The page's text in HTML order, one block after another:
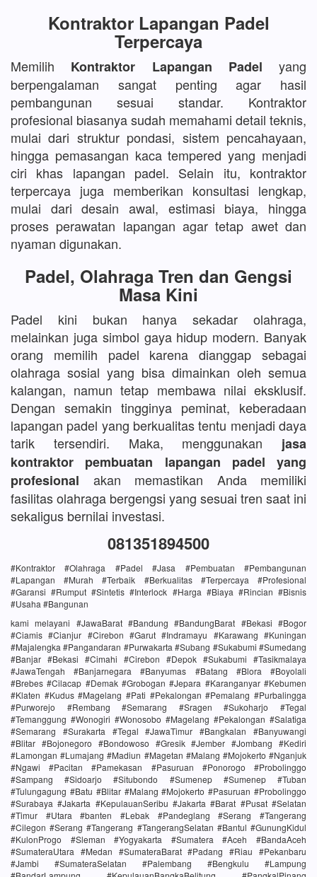
Kontraktor Lapangan Padel
Terpercaya
Memilih Kontraktor Lapangan Padel yang
berpengalaman sangat penting agar hasil
pembangunan sesuai standar. Kontraktor
profesional biasanya sudah memahami detail teknis,
mulai dari struktur pondasi, sistem pencahayaan,
hingga pemasangan kaca tempered yang menjadi
ciri khas lapangan padel. Selain itu, kontraktor
terpercaya juga memberikan konsultasi lengkap,
mulai dari desain awal, estimasi biaya, hingga
proses perawatan lapangan agar tetap awet dan
nyaman digunakan.
Padel, Olahraga Tren dan Gengsi
Masa Kini
Padel kini bukan hanya sekadar olahraga,
melainkan juga simbol gaya hidup modern. Banyak
orang memilih padel karena dianggap sebagai
olahraga sosial yang bisa dimainkan oleh semua
kalangan, namun tetap membawa nilai eksklusif.
Dengan semakin tingginya peminat, keberadaan
lapangan padel yang berkualitas tentu menjadi daya
tarik tersendiri. Maka, menggunakan jasa
kontraktor pembuatan lapangan padel yang
profesional akan memastikan Anda memiliki
fasilitas olahraga bergengsi yang sesuai tren saat ini
sekaligus bernilai investasi.
081351894500
#Kontraktor #Olahraga #Padel #Jasa #Pembuatan #Pembangunan
#Lapangan #Murah #Terbaik #Berkualitas #Terpercaya #Profesional
#Garansi #Rumput #Sintetis #Interlock #Harga #Biaya #Rincian #Bisnis
#Usaha #Bangunan
kami melayani #JawaBarat #Bandung #BandungBarat #Bekasi #Bogor
#Ciamis #Cianjur #Cirebon #Garut #Indramayu #Karawang #Kuningan
#Majalengka #Pangandaran #Purwakarta #Subang #Sukabumi #Sumedang
#Banjar #Bekasi #Cimahi #Cirebon #Depok #Sukabumi #Tasikmalaya
#JawaTengah #Banjarnegara #Banyumas #Batang #Blora #Boyolali
#Brebes #Cilacap #Demak #Grobogan #Jepara #Karanganyar #Kebumen
#Klaten #Kudus #Magelang #Pati #Pekalongan #Pemalang #Purbalingga
#Purworejo #Rembang #Semarang #Sragen #Sukoharjo #Tegal
#Temanggung #Wonogiri #Wonosobo #Magelang #Pekalongan #Salatiga
#Semarang #Surakarta #Tegal #JawaTimur #Bangkalan #Banyuwangi
#Blitar #Bojonegoro #Bondowoso #Gresik #Jember #Jombang #Kediri
#Lamongan #Lumajang #Madiun #Magetan #Malang #Mojokerto #Nganjuk
#Ngawi #Pacitan #Pamekasan #Pasuruan #Ponorogo #Probolinggo
#Sampang #Sidoarjo #Situbondo #Sumenep #Sumenep #Tuban
#Tulungagung #Batu #Blitar #Malang #Mojokerto #Pasuruan #Probolinggo
#Surabaya #Jakarta #KepulauanSeribu #Jakarta #Barat #Pusat #Selatan
#Timur #Utara #banten #Lebak #Pandeglang #Serang #Tangerang
#Cilegon #Serang #Tangerang #TangerangSelatan #Bantul #GunungKidul
#KulonProgo #Sleman #Yogyakarta #Sumatera #Aceh #BandaAceh
#SumateraUtara #Medan #SumateraBarat #Padang #Riau #Pekanbaru
#Jambi #SumateraSelatan #Palembang #Bengkulu #Lampung